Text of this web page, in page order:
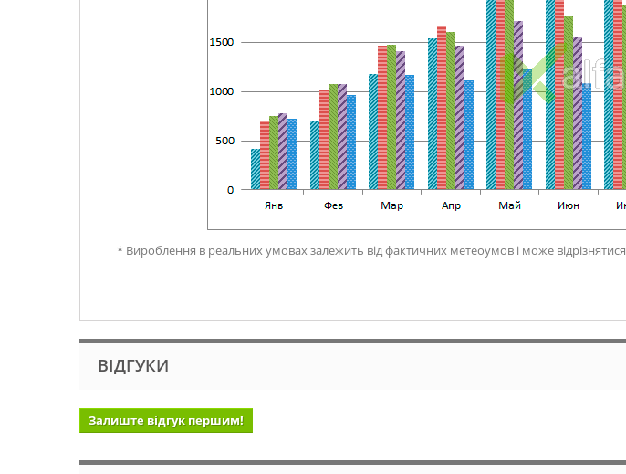
* Вироблення в реальних умовах залежить від фактичних метеоумов і може
ВІДГУКИ
Залиште відгук першим!